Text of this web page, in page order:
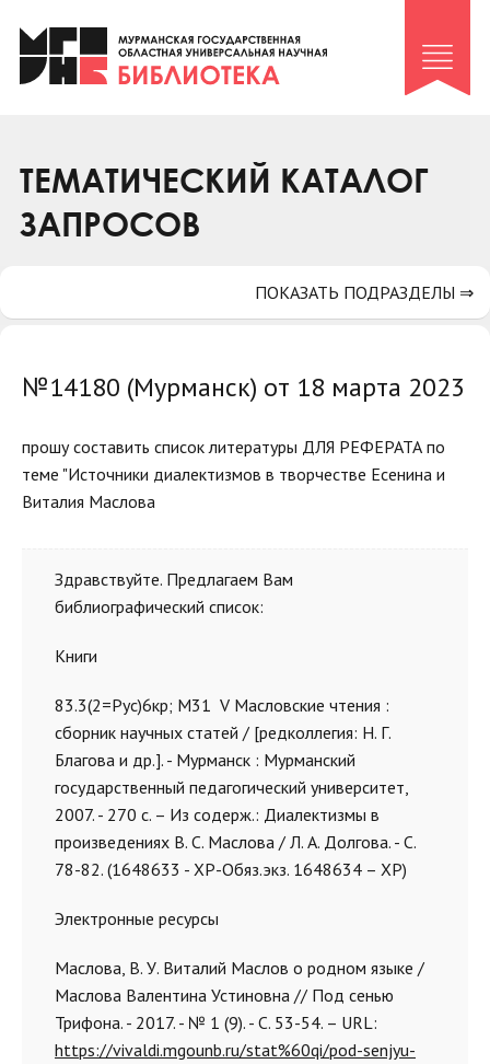
Клуб «Гиря и сельдерей»
Клуб «Семейный архив»
Коллегам
Контакты
ТЕМАТИЧЕСКИЙ КАТАЛОГ
ЗАПРОСОВ
№14180 (Мурманск) от 18 марта 2023
прошу составить список литературы ДЛЯ РЕФЕРАТА по
теме "Источники диалектизмов в творчестве Есенина и
Виталия Маслова
Здравствуйте. Предлагаем Вам
библиографический список:
Книги
83.3(2=Рус)6кр; М31 V Масловские чтения :
сборник научных статей / [редколлегия: Н. Г.
Благова и др.]. - Мурманск : Мурманский
государственный педагогический университет,
2007. - 270 с. – Из содерж.: Диалектизмы в
произведениях В. С. Маслова / Л. А. Долгова. - С.
78-82. (1648633 - ХР-Обяз.экз. 1648634 – ХР)
Электронные ресурсы
Маслова, В. У. Виталий Маслов о родном языке /
Маслова Валентина Устиновна // Под сенью
Трифона. - 2017. - № 1 (9). - С. 53-54. – URL:
https://vivaldi.mgounb.ru/stat%60qi/pod-senjyu-
ПОКАЗАТЬ ПОДРАЗДЕЛЫ ⇒